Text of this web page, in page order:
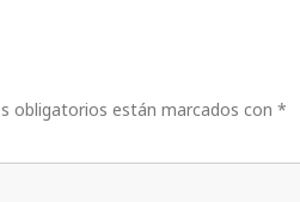
obligatorios están marcados con *